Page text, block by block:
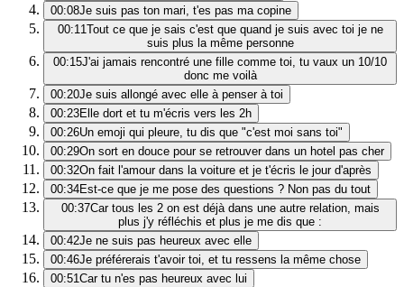
00:08Je suis pas ton mari, t'es pas ma copine
00:11Tout ce que je sais c'est que quand je suis avec toi je ne
suis plus la même personne
00:15J'ai jamais rencontré une fille comme toi, tu vaux un 10/10
donc me voilà
00:20Je suis allongé avec elle à penser à toi
00:23Elle dort et tu m'écris vers les 2h
00:26Un emoji qui pleure, tu dis que "c'est moi sans toi"
00:29On sort en douce pour se retrouver dans un hotel pas cher
00:32On fait l'amour dans la voiture et je t'écris le jour d'après
00:34Est-ce que je me pose des questions ? Non pas du tout
00:37Car tous les 2 on est déjà dans une autre relation, mais
plus j'y réfléchis et plus je me dis que :
00:42Je ne suis pas heureux avec elle
00:46Je préférerais t'avoir toi, et tu ressens la même chose
00:51Car tu n'es pas heureux avec lui